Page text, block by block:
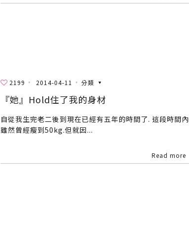
2199 2014-04-11 分類
『她』Hold住了我的身材
自從我生完老二後到現在已經有五年的時間了. 這段時間內
雖然曾經瘦到50kg.但就因...
Read more